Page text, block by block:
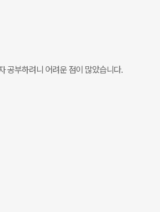
공부하려니 어려운 점이 많았습니다.